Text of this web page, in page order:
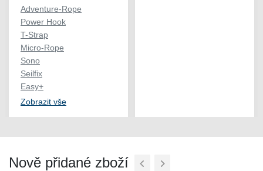
Adventure-Rope
Power Hook
T-Strap
Micro-Rope
Sono
Seilfix
Easy+
Zobrazit vše
Nově přidané zboží